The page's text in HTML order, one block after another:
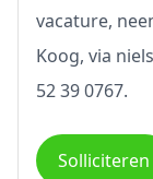
vacature,
Koog, via
52 39 0767.
Solliciteren